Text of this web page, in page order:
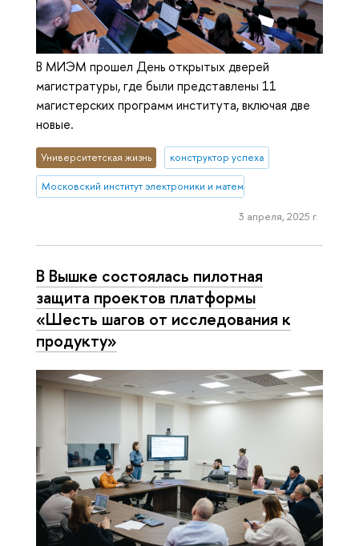
В МИЭМ прошел День открытых дверей
магистратуры, где были представлены 11
магистерских программ института, включая две
новые.
Университетская жизнь конструктор успеха
Московский институт электроники и математики им. А.Н. Тихонова
3 апреля, 2025 г.
В Вышке состоялась пилотная
защита проектов платформы
«Шесть шагов от исследования к
продукту»